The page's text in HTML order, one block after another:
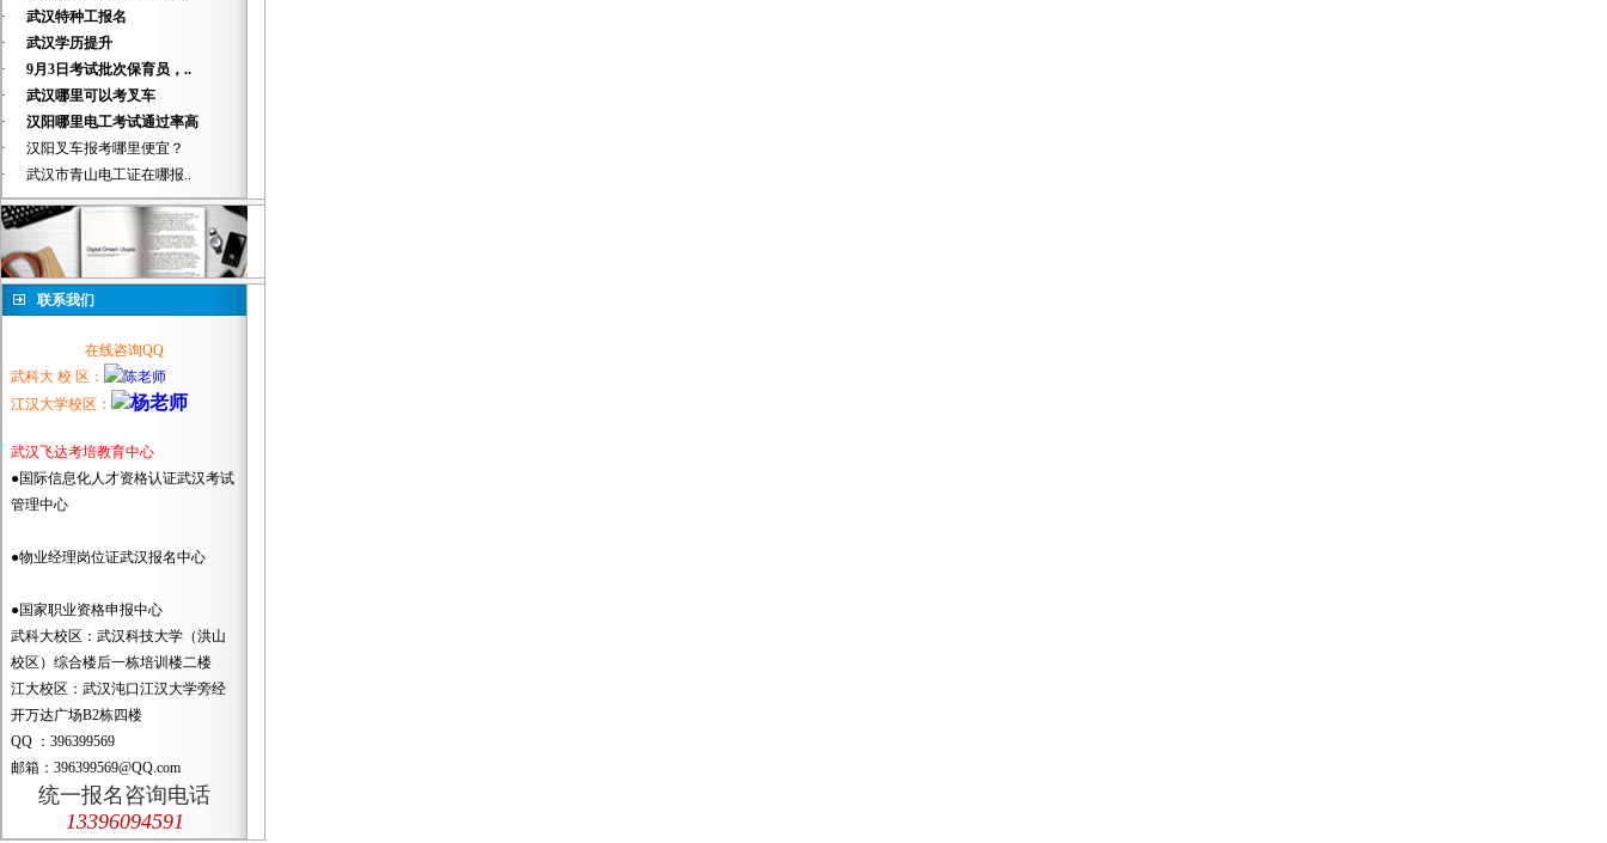
·
武汉特种工报名
·
武汉学历提升
·
9月3日考试批次保育员，..
·
武汉哪里可以考叉车
·
汉阳哪里电工考试通过率高
·
汉阳叉车报考哪里便宜？
·
武汉市青山电工证在哪报..
联系我们
在线咨询QQ
武科大 校 区：
江汉大学校区：
武汉飞达考培教育中心
●国际信息化人才资格认证武汉考试
管理中心
●物业经理岗位证武汉报名中心
●国家职业资格申报中心
武科大校区：武汉科技大学（洪山
校区）综合楼后一栋培训楼二楼
江大校区：武汉沌口江汉大学旁经
开万达广场B2栋四楼
QQ ：396399569
邮箱：396399569@QQ.com
统一报名咨询电话
13396094591